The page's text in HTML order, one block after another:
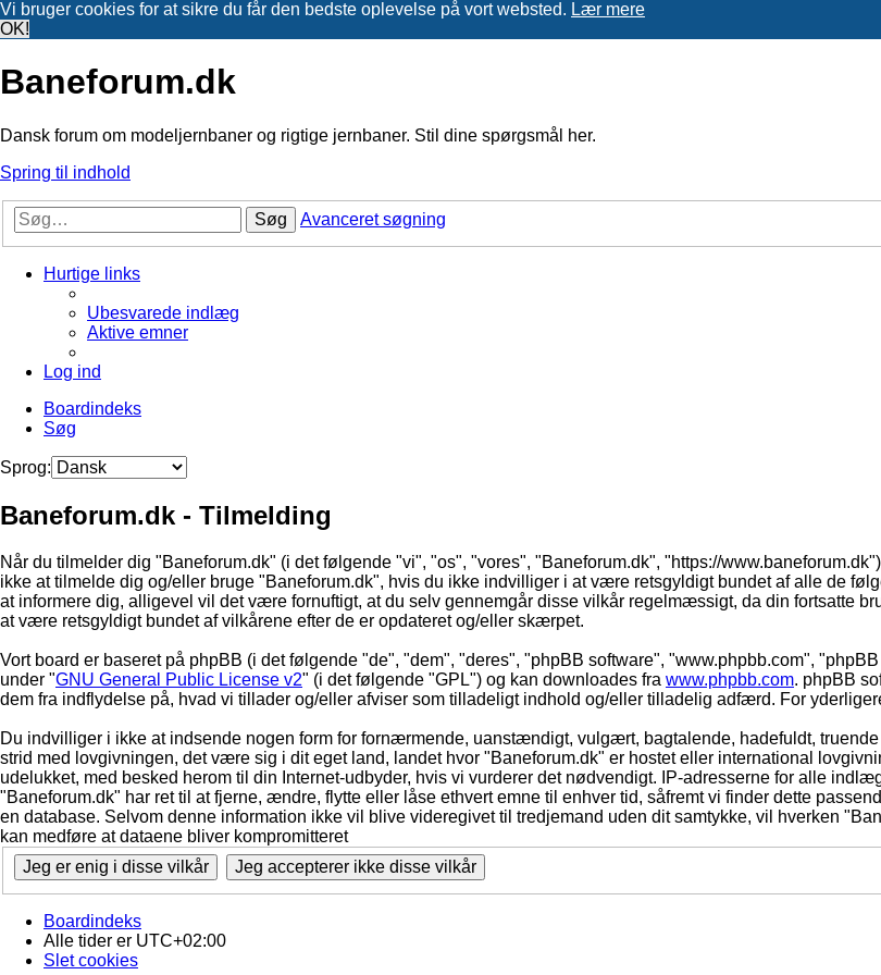
Vi bruger cookies for at sikre du får den bedste oplevelse på vort websted. Lær mere
OK!
Baneforum.dk
Dansk forum om modeljernbaner og rigtige jernbaner. Stil dine spørgsmål her.
Spring til indhold
Søg Avanceret søgning
Hurtige links
Ubesvarede indlæg
Aktive emner
Log ind
Boardindeks
Søg
Sprog:
Baneforum.dk - Tilmelding
Når du tilmelder dig "Baneforum.dk" (i det følgende "vi", "os", "vores", "Baneforum.dk", "https://
ikke at tilmelde dig og/eller bruge "Baneforum.dk", hvis du ikke indvilliger i at være retsgyldigt bundet af alle de
at informere dig, alligevel vil det være fornuftigt, at du selv gennemgår disse vilkår regelmæssigt, da din fortsatte
at være retsgyldigt bundet af vilkårene efter de er opdateret og/eller skærpet.
Vort board er baseret på phpBB (i det følgende "de", "dem", "deres", "phpBB software", "www.phpbb.com",
under "GNU General Public License v2" (i det følgende "GPL") og kan downloades fra www.phpbb.com. phpBB
dem fra indflydelse på, hvad vi tillader og/eller afviser som tilladeligt indhold og/eller tilladelig adfærd. For
Du indvilliger i ikke at indsende nogen form for fornærmende, uanstændigt, vulgært, bagtalende, hadefuldt,
strid med lovgivningen, det være sig i dit eget land, landet hvor "Baneforum.dk" er hostet eller international
udelukket, med besked herom til din Internet-udbyder, hvis vi vurderer det nødvendigt. IP-adresserne for alle
"Baneforum.dk" har ret til at fjerne, ændre, flytte eller låse ethvert emne til enhver tid, såfremt vi finder dette
en database. Selvom denne information ikke vil blive videregivet til tredjemand uden dit samtykke, vil hverken
kan medføre at dataene bliver kompromitteret
Boardindeks
Alle tider er UTC+02:00
Slet cookies